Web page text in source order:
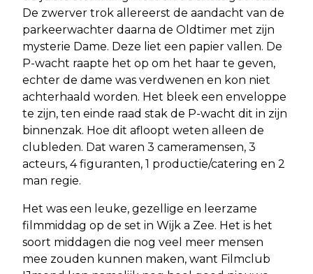
De zwerver trok allereerst de aandacht van de
parkeerwachter daarna de Oldtimer met zijn
mysterie Dame. Deze liet een papier vallen. De
P-wacht raapte het op om het haar te geven,
echter de dame was verdwenen en kon niet
achterhaald worden. Het bleek een enveloppe
te zijn, ten einde raad stak de P-wacht dit in zijn
binnenzak. Hoe dit afloopt weten alleen de
clubleden. Dat waren 3 cameramensen, 3
acteurs, 4 figuranten, 1 productie/catering en 2
man regie.
Het was een leuke, gezellige en leerzame
filmmiddag op de set in Wijk a Zee. Het is het
soort middagen die nog veel meer mensen
mee zouden kunnen maken, want Filmclub